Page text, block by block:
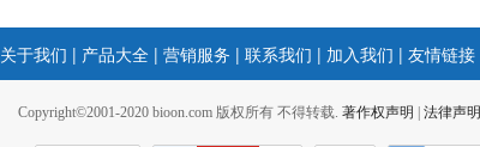
关于我们 | 产品大全 | 营销服务 | 联系我们 | 加入我们 | 友情链接
Copyright©2001-2020 bioon.com 版权所有 不得转载. 著作权声明 法律声明